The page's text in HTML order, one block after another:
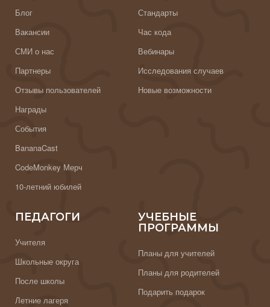
Блог
Вакансии
СМИ о нас
Партнеры
Отзывы пользователей
Награды
События
BananaCast
CodeMonkey Мерч
10-летний юбилей
Стандарты
Час кода
Вебинары
Исследования случаев
Новые возможности
ПЕДАГОГИ
Учителя
Школьные округа
После школы
Летние лагеря
УЧЕБНЫЕ
ПРОГРАММЫ
Планы для учителей
Планы для родителей
Подарить подарок